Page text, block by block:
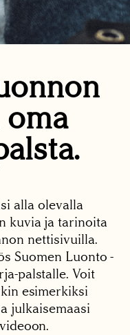
alla olevalla
kuvia ja tarinoita
nettisivuilla.
Suomen Luonto -
palstalle. Voit
esimerkiksi
julkaisemaasi